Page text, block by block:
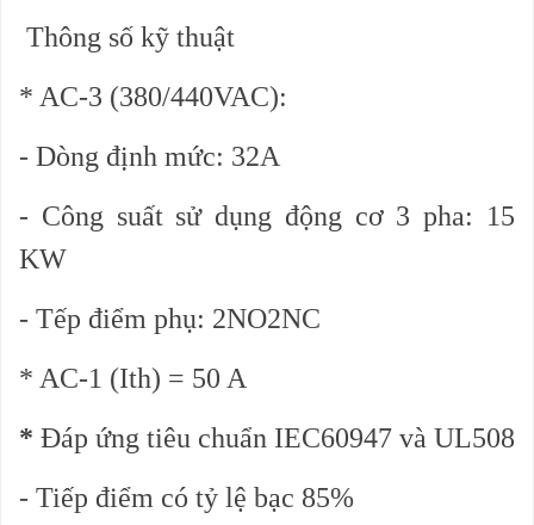
Thông số kỹ thuật
* AC-3 (380/440VAC):
- Dòng định mức: 32A
- Công suất sử dụng động cơ 3 pha: 15
KW
- Tếp điểm phụ: 2NO2NC
* AC-1 (Ith) = 50 A
* Đáp ứng tiêu chuẩn IEC60947 và UL508
- Tiếp điểm có tỷ lệ bạc 85%